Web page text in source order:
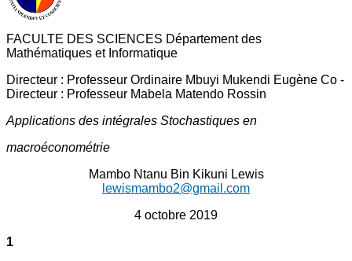
FACULTE DES SCIENCES Département des
Mathématiques et Informatique
Directeur : Professeur Ordinaire Mbuyi Mukendi Eugène Co -
Directeur : Professeur Mabela Matendo Rossin
Applications des intégrales Stochastiques en
macroéconométrie
Mambo Ntanu Bin Kikuni Lewis
lewismambo2@gmail.com
4 octobre 2019
1